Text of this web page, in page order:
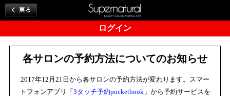
ログイン
各サロンの予約方法についてのお知らせ
2017年12月21日から各サロンの予約方法が変わります。スマー
トフォンアプリ「 3タッチ予約pocketbook」から予約サービスを